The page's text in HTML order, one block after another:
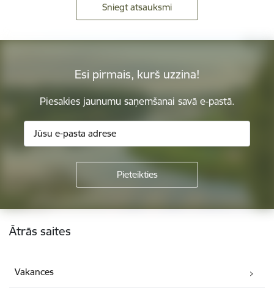
Sniegt atsauksmi
Esi pirmais, kurš uzzina!
Piesakies jaunumu saņemšanai savā e-pastā.
Kājene
Ātrās saites
Vakances